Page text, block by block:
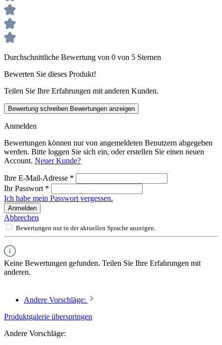
Durchschnittliche Bewertung von 0 von 5 Sternen
Bewerten Sie dieses Produkt!
Teilen Sie Ihre Erfahrungen mit anderen Kunden.
Bewertung schreiben Bewertungen anzeigen
Anmelden
Bewertungen können nur von angemeldeten Benutzern abgegeben
werden. Bitte loggen Sie sich ein, oder erstellen Sie einen neuen
Account. Neuer Kunde?
Ihre E-Mail-Adresse *
Ihr Passwort *
Ich habe mein Passwort vergessen.
Anmelden
Abbrechen
Bewertungen nur in der aktuellen Sprache anzeigen.
Keine Bewertungen gefunden. Teilen Sie Ihre Erfahrungen mit
anderen.
Andere Vorschläge:
Produktgalerie überspringen
Andere Vorschläge: